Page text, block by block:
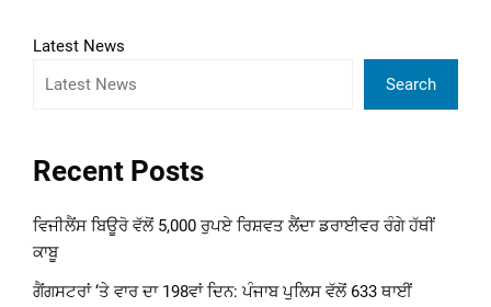
Latest News
Search
Recent Posts
ਵਿਜੀਲੈਂਸ ਬਿਊਰੋ ਵੱਲੋਂ 5,000 ਰੁਪਏ ਰਿਸ਼ਵਤ ਲੈਂਦਾ ਡਰਾਈਵਰ ਰੰਗੇ ਹੱਥੀਂ
ਕਾਬੂ
ਗੈਂਗਸਟਰਾਂ ‘ਤੇ ਵਾਰ ਦਾ 198ਵਾਂ ਦਿਨ: ਪੰਜਾਬ ਪੁਲਿਸ ਵੱਲੋਂ 633 ਥਾਈਂ